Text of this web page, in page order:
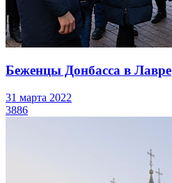
Беженцы Донбасса в Лавре
31 марта 2022
3886